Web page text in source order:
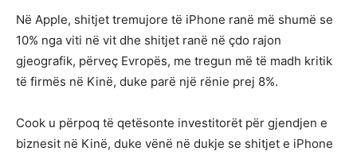
Në Apple, shitjet tremujore të iPhone ranë më shumë se
10% nga viti në vit dhe shitjet ranë në çdo rajon
gjeografik, përveç Evropës, me tregun më të madh kritik
të firmës në Kinë, duke parë një rënie prej 8%.
Cook u përpoq të qetësonte investitorët për gjendjen e
biznesit në Kinë, duke vënë në dukje se shitjet e iPhone